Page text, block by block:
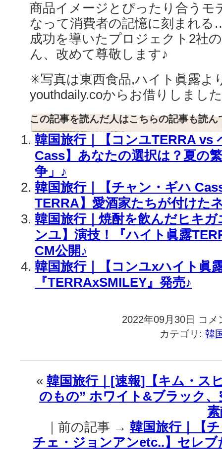
商品イメージとぴったり合うモ
なって消費者の記憶に刻まれ
成功を導いたプロジェクト2社
ん、改めて尊敬します♪
✳︎写真は東西食品,ハイト眞露よ
youthdaily.coからお借りしまし
この記事を読んだ人はこちらの記事も読ん
韓国旅行｜【コンユTERRA vs
Cass】あなたの選択は？夏の
争」♪
韓国旅行｜【チャン・ギハ
TERRA】愛酒家たちが付けた
韓国旅行｜焼酎を飲んだヒキ
ンユ】演技！『ハイト眞露
CM公開♪
韓国旅行｜【コンユxハイト眞
『TERRAxSMILEY』発売♪
2022年09月30日
韓
旅
｜
ン
ユ、
ヨ
ー
コメ
カテゴリ: 韓
« 韓国旅行｜[速報]【キム・ス
のもの” ホワイト&ブラック
｜前の記事 → 韓国旅行｜【
チェ・ジョンアンetc..】セレ